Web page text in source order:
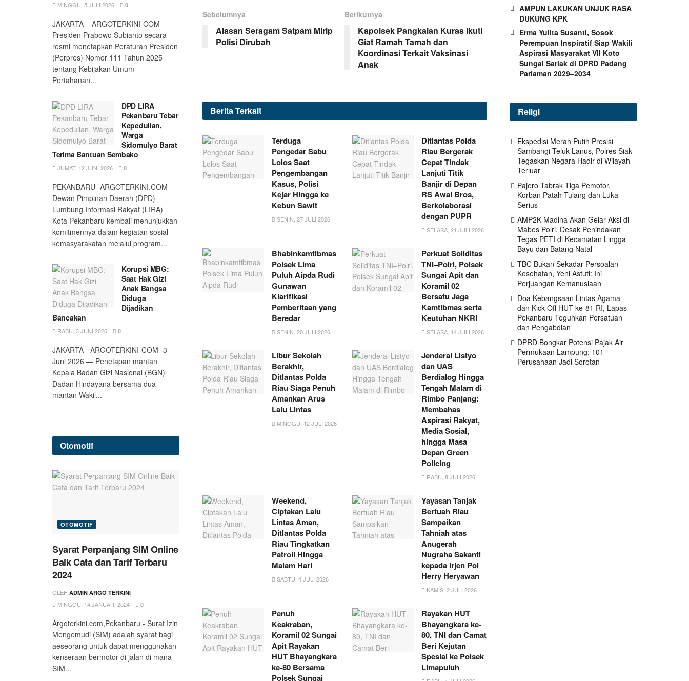
Sebelumnya
Alasan Seragam Satpam Mirip
Polisi Dirubah
Berikutnya
Kapolsek Pangkalan Kuras Ikuti
Giat Ramah Tamah dan
Koordinasi Terkait Vaksinasi
Anak
BeritaTerkait
Terduga
Pengedar Sabu
Lolos Saat
Pengembangan
Kasus, Polisi
Kejar Hingga ke
Kebun Sawit
SENIN, 27 JULI 2026
Ditlantas Polda
Riau Bergerak
Cepat Tindak
Lanjuti Titik
Banjir di Depan
RS Awal Bros,
Berkolaborasi
dengan PUPR
SELASA, 21 JULI 2026
Bhabinkamtibmas
Polsek Lima
Puluh Aipda Rudi
Gunawan
Klarifikasi
Pemberitaan yang
Beredar
SENIN, 20 JULI 2026
Perkuat Soliditas
TNI–Polri, Polsek
Sungai Apit dan
Koramil 02
Bersatu Jaga
Kamtibmas serta
Keutuhan NKRI
SELASA, 14 JULI 2026
Libur Sekolah
Berakhir,
Ditlantas Polda
Riau Siaga Penuh
Amankan Arus
Lalu Lintas
MINGGU, 12 JULI 2026
Jenderal Listyo
dan UAS
Berdialog Hingga
Tengah Malam di
Rimbo Panjang:
Membahas
Aspirasi Rakyat,
Media Sosial,
hingga Masa
Depan Green
Policing
RABU, 8 JULI 2026
Weekend,
Ciptakan Lalu
Lintas Aman,
Ditlantas Polda
Riau Tingkatkan
Patroli Hingga
Malam Hari
SABTU, 4 JULI 2026
Yayasan Tanjak
Bertuah Riau
Sampaikan
Tahniah atas
Anugerah
Nugraha Sakanti
kepada Irjen Pol
Herry Heryawan
KAMIS, 2 JULI 2026
Penuh
Keakraban,
Koramil 02 Sungai
Apit Rayakan
HUT Bhayangkara
ke-80 Bersama
Polsek Sungai
Rayakan HUT
Bhayangkara ke-
80, TNI dan Camat
Beri Kejutan
Spesial ke Polsek
Limapuluh
MINGGU, 5 JULI 2026 0
JAKARTA – ARGOTERKINI-COM-
Presiden Prabowo Subianto secara
resmi menetapkan Peraturan Presiden
(Perpres) Nomor 111 Tahun 2025
tentang Kebijakan Umum
Pertahanan...
DPD LIRA
Pekanbaru Tebar
Kepedulian,
Warga
Sidomulyo Barat
Terima Bantuan Sembako
JUMAT, 12 JUNI 2026 0
PEKANBARU -ARGOTERKINI.COM-
Dewan Pimpinan Daerah (DPD)
Lumbung Informasi Rakyat (LIRA)
Kota Pekanbaru kembali menunjukkan
komitmennya dalam kegiatan sosial
kemasyarakatan melalui program...
Korupsi MBG:
Saat Hak Gizi
Anak Bangsa
Diduga
Dijadikan
Bancakan
RABU, 3 JUNI 2026 0
JAKARTA - ARGOTERKINI-COM- 3
Juni 2026 — Penetapan mantan
Kepala Badan Gizi Nasional (BGN)
Dadan Hindayana bersama dua
mantan Wakil...
Otomotif
OTOMOTIF
Syarat Perpanjang SIM Online
Baik Cata dan Tarif Terbaru
2024
OLEH ADMIN ARGO TERKINI
MINGGU, 14 JANUARI 2024 0
Argoterkini.com,Pekanbaru - Surat Izin
Mengemudi (SIM) adalah syarat bagi
aeseorang untuk dapat menggunakan
kenseraan bermotor di jalan di mana
SIM...
AMPUN LAKUKAN UNJUK RASA
DUKUNG KPK
Erma Yulita Susanti, Sosok
Perempuan Inspiratif Siap Wakili
Aspirasi Masyarakat VII Koto
Sungai Sariak di DPRD Padang
Pariaman 2029–2034
Religi
Ekspedisi Merah Putih Presisi
Sambangi Teluk Lanus, Polres Siak
Tegaskan Negara Hadir di Wilayah
Terluar
Pajero Tabrak Tiga Pemotor,
Korban Patah Tulang dan Luka
Serius
AMP2K Madina Akan Gelar Aksi di
Mabes Polri, Desak Penindakan
Tegas PETI di Kecamatan Lingga
Bayu dan Batang Natal
TBC Bukan Sekadar Persoalan
Kesehatan, Yeni Astuti: Ini
Perjuangan Kemanusiaan
Doa Kebangsaan Lintas Agama
dan Kick Off HUT ke-81 RI, Lapas
Pekanbaru Teguhkan Persatuan
dan Pengabdian
DPRD Bongkar Potensi Pajak Air
Permukaan Lampung: 101
Perusahaan Jadi Sorotan